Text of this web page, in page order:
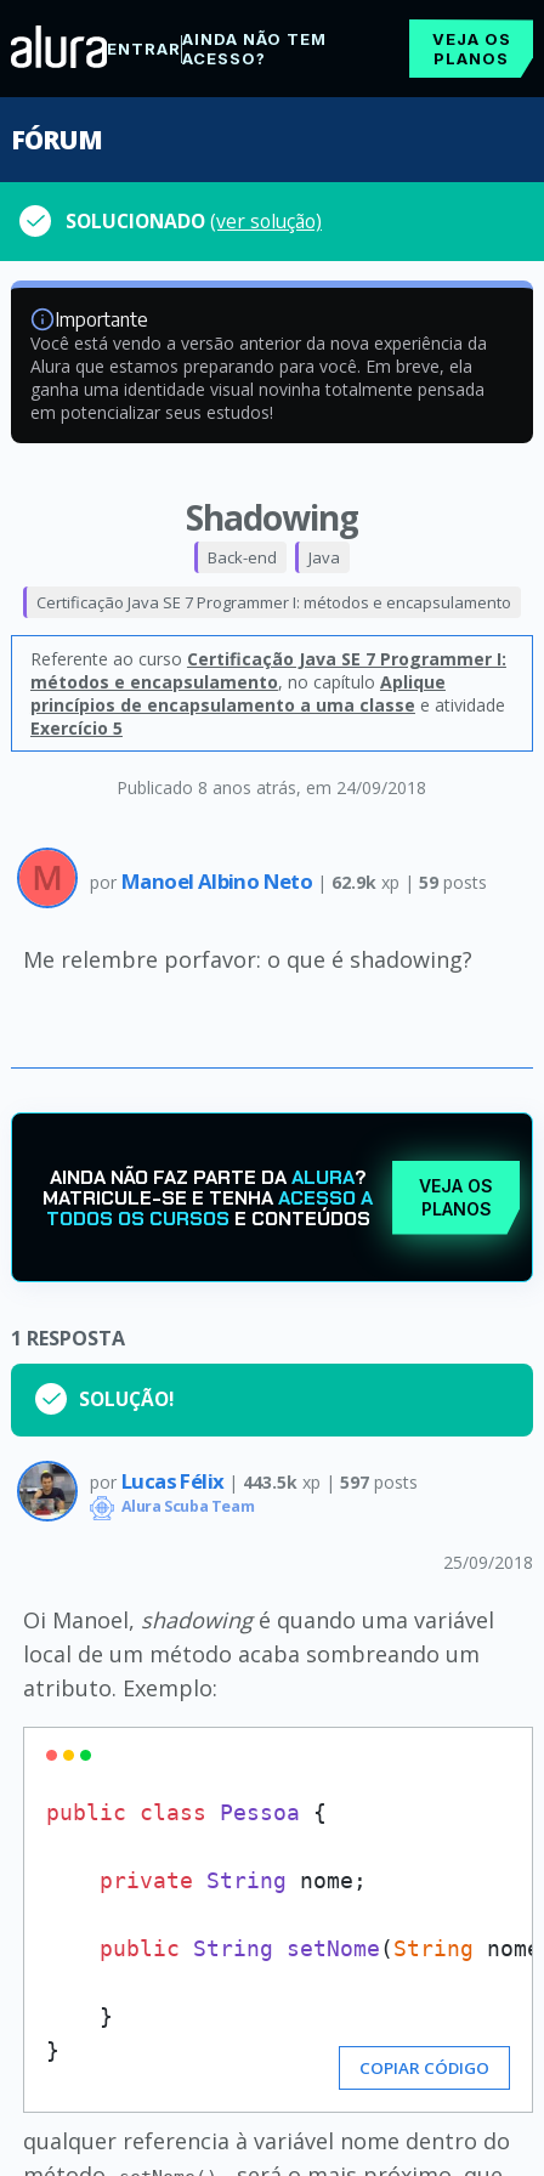
ENTRARAINDA NÃO TEM
ACESSO?
VEJA OS
PLANOS
FÓRUM
SOLUCIONADO(ver solução)
Importante
Você está vendo a versão anterior da nova experiência da
Alura que estamos preparando para você. Em breve, ela
ganha uma identidade visual novinha totalmente pensada
em potencializar seus estudos!
Shadowing
Publicado 8 anos atrás, em 24/09/2018
Back-end Java
Certificação Java SE 7 Programmer I: métodos e encapsulamento
Referente ao curso Certificação Java SE 7 Programmer I:
métodos e encapsulamento, no capítulo Aplique
princípios de encapsulamento a uma classe e atividade
Exercício 5
por Manoel Albino Neto | 62.9k xp | 59posts
Me relembre porfavor: o que é shadowing?
AINDA NÃO FAZ PARTE DAALURA?
MATRICULE-SE E TENHAACESSO A
TODOS OS CURSOS E CONTEÚDOS
VEJA OS
PLANOS
1 RESPOSTA
SOLUÇÃO!
por Lucas Félix | 443.5k xp | 597posts
Alura Scuba Team
25/09/2018
Oi Manoel, shadowingé quando uma variável
local de um método acaba sombreando um
atributo. Exemplo:
public class Pessoa {
private String nome;
public String setNome(String nome
    }
}
COPIAR CÓDIGO
qualquer referencia à variável nome dentro do